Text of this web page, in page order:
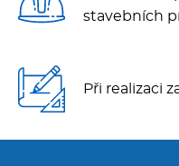
stavebních
Při realizaci